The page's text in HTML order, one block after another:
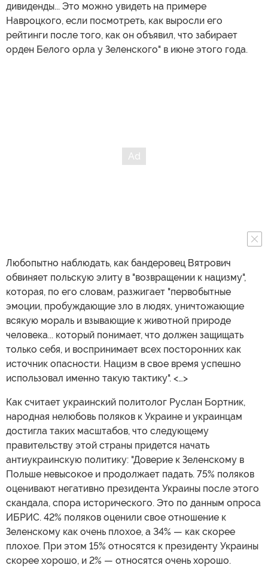
дивиденды... Это можно увидеть на примере
Навроцкого, если посмотреть, как выросли его
рейтинги после того, как он объявил, что забирает
орден Белого орла у Зеленского" в июне этого года.
Любопытно наблюдать, как бандеровец Вятрович
обвиняет польскую элиту в "возвращении к нацизму",
которая, по его словам, разжигает "первобытные
эмоции, пробуждающие зло в людях, уничтожающие
всякую мораль и взывающие к животной природе
человека... который понимает, что должен защищать
только себя, и воспринимает всех посторонних как
источник опасности. Нацизм в свое время успешно
использовал именно такую тактику". <…>
Как считает украинский политолог Руслан Бортник,
народная нелюбовь поляков к Украине и украинцам
достигла таких масштабов, что следующему
правительству этой страны придется начать
антиукраинскую политику: "Доверие к Зеленскому в
Польше невысокое и продолжает падать. 75% поляков
оценивают негативно президента Украины после этого
скандала, спора исторического. Это по данным опроса
ИБРИС. 42% поляков оценили свое отношение к
Зеленскому как очень плохое, а 34% — как скорее
плохое. При этом 15% относятся к президенту Украины
скорее хорошо, и 2% — относятся очень хорошо.